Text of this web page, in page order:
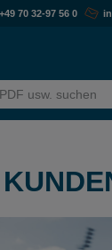
+49 70 32-97 56 0